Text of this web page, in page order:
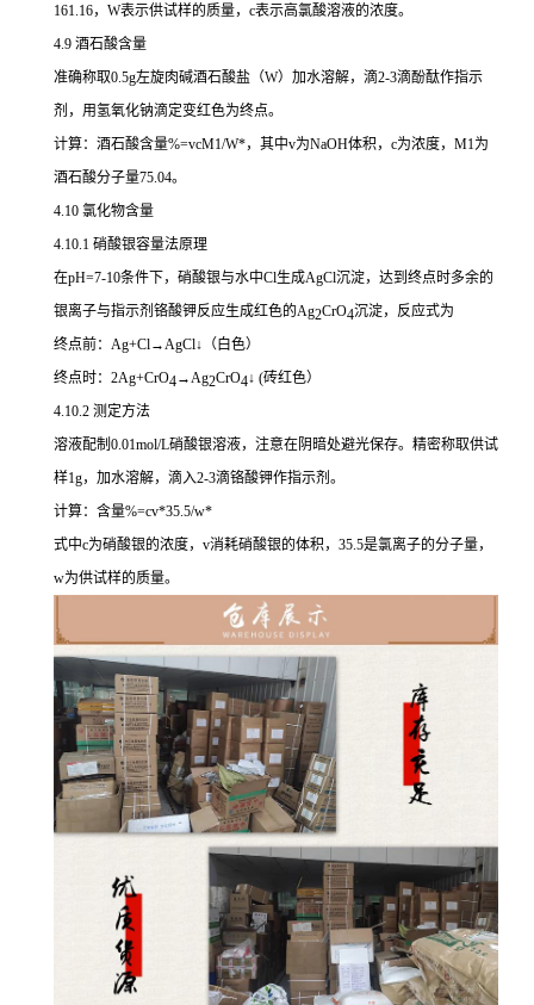
161.16， W表示供试样的质量， c表示高氯酸溶液的浓度。
4.9 酒石酸含量
准确称取0.5g左旋肉碱酒石酸盐（W）加水溶解，滴2-3滴酚酞作指示
剂，用氢氧化钠滴定变红色为终点。
计算：酒石酸含量%=vcM1/W*，其中v为NaOH体积， c为浓度，M1为
酒石酸分子量75.04。
4.10 氯化物含量
4.10.1 硝酸银容量法原理
在pH=7-10条件下，硝酸银与水中Cl生成AgCl沉淀，达到终点时多余的
银离子与指示剂铬酸钾反应生成红色的Ag2CrO4沉淀，反应式为
终点前：Ag+Cl→AgCl↓（白色）
终点时：2Ag+CrO4→Ag2CrO4↓ (砖红色）
4.10.2 测定方法
溶液配制0.01mol/L硝酸银溶液，注意在阴暗处避光保存。精密称取供试
样1g，加水溶解，滴入2-3滴铬酸钾作指示剂。
计算：含量%=cv*35.5/w*
式中c为硝酸银的浓度， v消耗硝酸银的体积，35.5是氯离子的分子量，
w为供试样的质量。